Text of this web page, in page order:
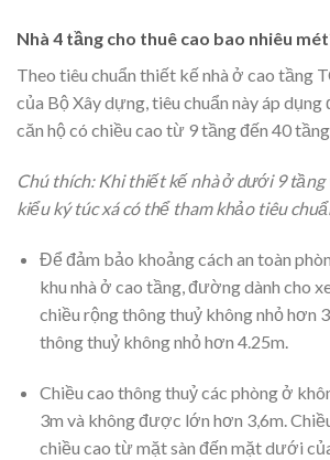
Nhà 4 tầng cho thuê cao bao nhiêu
Theo tiêu chuẩn thiết kế nhà ở cao tầng
của Bộ Xây dựng, tiêu chuẩn này áp
căn hộ có chiều cao từ 9 tầng đến 40
Chú thích: Khi thiết kế nhà ở dưới 9 tầng
kiểu ký túc xá có thể tham khảo tiêu
Để đảm bảo khoảng cách an toàn
khu nhà ở cao tầng, đường dành cho
chiều rộng thông thuỷ không nhỏ hơn
thông thuỷ không nhỏ hơn 4.25m.
Chiều cao thông thuỷ các phòng ở
3m và không được lớn hơn 3,6m.
chiều cao từ mặt sàn đến mặt dưới